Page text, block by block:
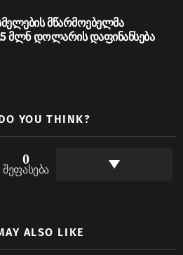
მწარმოებელმა
მლნ დოლარის დაფინანსება
YOU THINK?
0
შეფასება
ALSO LIKE